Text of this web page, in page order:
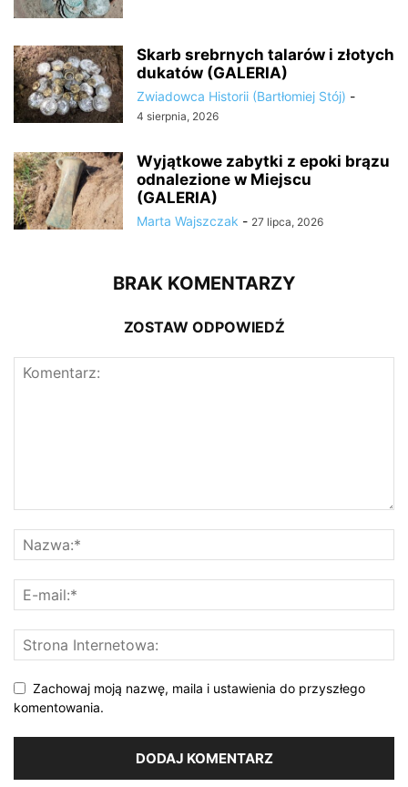
Skarb srebrnych talarów i złotych
dukatów (GALERIA)
Zwiadowca Historii (Bartłomiej Stój) -
4 sierpnia, 2026
Wyjątkowe zabytki z epoki brązu
odnalezione w Miejscu
(GALERIA)
Marta Wajszczak - 27 lipca, 2026
BRAK KOMENTARZY
ZOSTAW ODPOWIEDŹ
Zachowaj moją nazwę, maila i ustawienia do przyszłego
komentowania.